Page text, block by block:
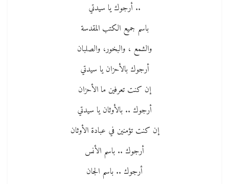
.. أرجوك يا سيدتي
باسم جميع الكتب المقدسة
والشمع ، والبخور، والصلبان
أرجوك بالأحزان يا سيدتي
إن كنت تعرفين ما الأحزان
أرجوك .. بالأوثان يا سيدتي
إن كنت تؤمنين في عبادة الأوثان
أرجوك .. باسم الأنس
أرجوك .. باسم الجان